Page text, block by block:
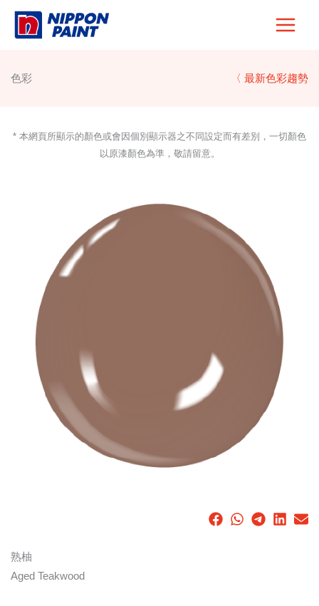
Skip
色彩 〈 最新色彩趨勢
* 本網頁所顯示的顏色或會因個別顯示器之不同設定而有差別，一切顏色
以原漆顏色為準，敬請留意。
熟柚
Aged Teakwood